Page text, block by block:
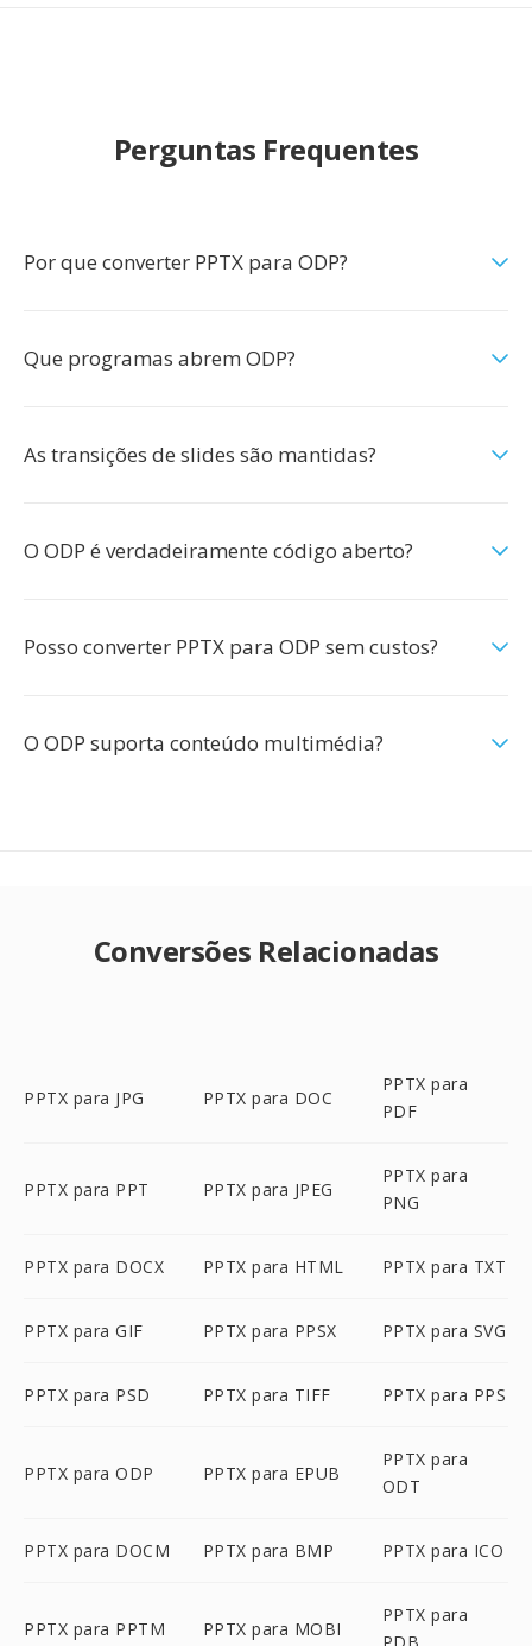
Perguntas Frequentes
Por que converter PPTX para ODP?
Que programas abrem ODP?
As transições de slides são mantidas?
O ODP é verdadeiramente código aberto?
Posso converter PPTX para ODP sem custos?
O ODP suporta conteúdo multimédia?
Conversões Relacionadas
PPTX para JPG PPTX para DOC
PPTX para
PDF
PPTX para PPT PPTX para JPEG
PPTX para
PNG
PPTX para DOCX PPTX para HTML PPTX para TXT
PPTX para GIF PPTX para PPSX PPTX para SVG
PPTX para PSD PPTX para TIFF PPTX para PPS
PPTX para ODP PPTX para EPUB
PPTX para
ODT
PPTX para DOCM PPTX para BMP PPTX para ICO
PPTX para PPTM PPTX para MOBI
PPTX para